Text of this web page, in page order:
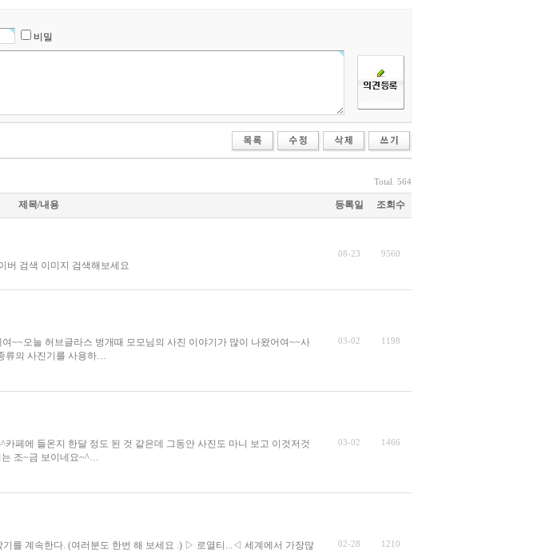
비밀
Total. 564
제목/내용 등록일 조회수
버 검색 이미지 검색해보세요
08-23 9560
~~오늘 허브글라스 벙개때 모모님의 사진 이야기가 많이 나왔어여~~사
류의 사진기를 사용하…
03-02 1198
페에 들온지 한달 정도 된 것 같은데 그동안 사진도 마니 보고 이것저것
는 조~금 보이네요~^…
03-02 1466
를 계속한다. (여러분도 한번 해 보세요 .) ▷ 로열티...◁ 세계에서 가장많
02-28 1210